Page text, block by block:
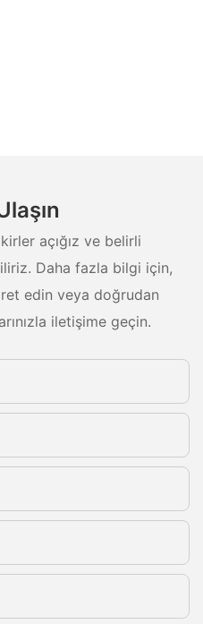
açığız ve belirli
Daha fazla bilgi için,
edin veya doğrudan
iletişime geçin.